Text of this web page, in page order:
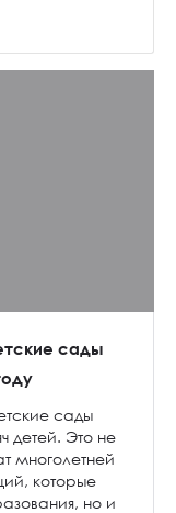
сады
сады
детей. Это не
многолетней
которые
но и